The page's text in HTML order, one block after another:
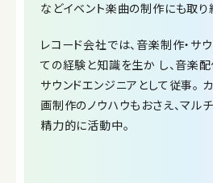
などイベント楽曲の制作にも取り
レコード会社では、音楽制作・サ
ての経験と知識を生か し、音楽
サウンドエンジニアとして従事。
画制作のノウハウもおさえ、マル
精力的に活動中。